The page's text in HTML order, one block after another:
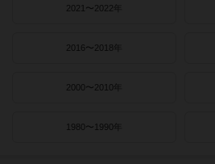
2021〜2022年
2016〜2018年
2000〜2010年
1980〜1990年